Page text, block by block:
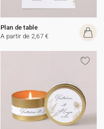
Plan de table
A partir de 2,67 €